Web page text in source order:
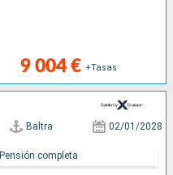
9 004 € +Tasas
Baltra 02/01/2028
Pensión completa